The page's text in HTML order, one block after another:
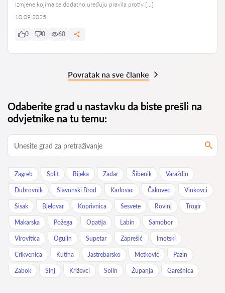
izmjene kojima se dodatno uređuju pravila protiv […]
10.09.2025
0 0 60
Povratak na sve članke
Odaberite grad u nastavku da biste prešli na
odvjetnike na tu temu:
Zagreb Split Rijeka Zadar Šibenik Varaždin
Dubrovnik Slavonski Brod Karlovac Čakovec Vinkovci
Sisak Bjelovar Koprivnica Sesvete Rovinj Trogir
Makarska Požega Opatija Labin Samobor
Virovitica Ogulin Supetar Zaprešić Imotski
Crikvenica Kutina Jastrebarsko Metković Pazin
Zabok Sinj Križevci Solin Županja Garešnica